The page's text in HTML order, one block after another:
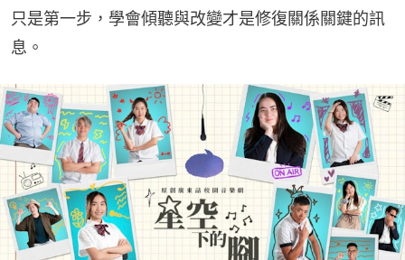
只是第一步，學會傾聽與改變才是修復關係關鍵的訊
息。